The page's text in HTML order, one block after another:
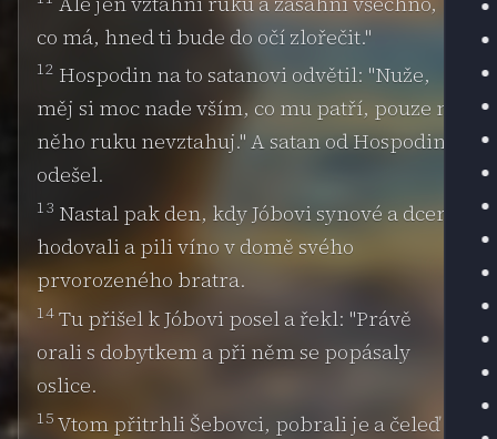
co má, hned ti bude do očí zlořečit."
12 Hospodin na to satanovi odvětil: "Nuže,
měj si moc nade vším, co mu patří, pouze na
něho ruku nevztahuj." A satan od Hospodina
odešel.
13 Nastal pak den, kdy Jóbovi synové a dcery
hodovali a pili víno v domě svého
prvorozeného bratra.
14 Tu přišel k Jóbovi posel a řekl: "Právě
orali s dobytkem a při něm se popásaly
oslice.
15 Vtom přitrhli Šebovci, pobrali je a čeleď